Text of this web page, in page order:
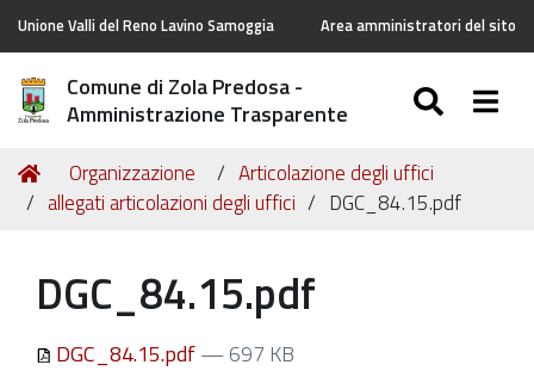
Unione Valli del Reno Lavino Samoggia Area amministratori del sito
Comune di Zola Predosa -
Amministrazione Trasparente
Tu
sei
Home
Organizzazione
Articolazione degli uffici
allegati articolazioni degli uffici
DGC_84.15.pdf
DGC_84.15.pdf
DGC_84.15.pdf— 697 KB